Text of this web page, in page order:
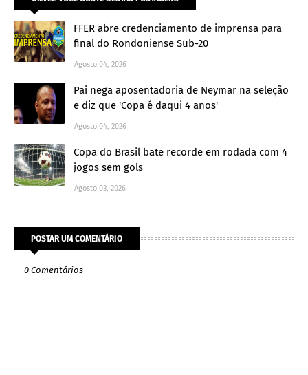
FFER abre credenciamento de imprensa para
final do Rondoniense Sub-20
Agosto 04, 2026
Pai nega aposentadoria de Neymar na seleção
e diz que 'Copa é daqui 4 anos'
Agosto 04, 2026
Copa do Brasil bate recorde em rodada com 4
jogos sem gols
Agosto 03, 2026
POSTAR UM COMENTÁRIO
0 Comentários